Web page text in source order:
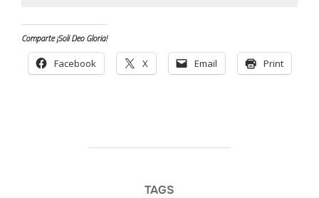
Comparte ¡Soli Deo Gloria!
Facebook X Email Print
TAGS